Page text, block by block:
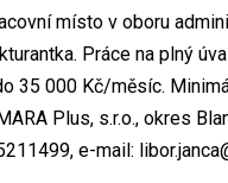
místo v oboru
Práce na plný
35 000 Kč/měsíc.
Plus, s.r.o., okres
e-mail: